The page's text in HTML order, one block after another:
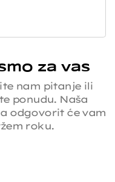
za vas
nam pitanje ili
ponudu. Naša
odgovorit će vam
roku.